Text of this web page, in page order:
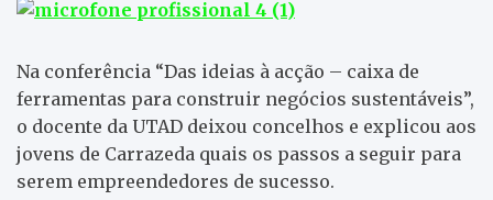
Na conferência “Das ideias à acção – caixa de
ferramentas para construir negócios sustentáveis”,
o docente da UTAD deixou concelhos e explicou aos
jovens de Carrazeda quais os passos a seguir para
serem empreendedores de sucesso.